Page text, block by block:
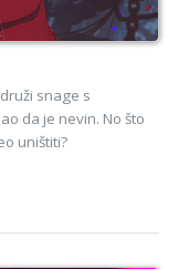
snage s
da je nevin. No što
uništiti?